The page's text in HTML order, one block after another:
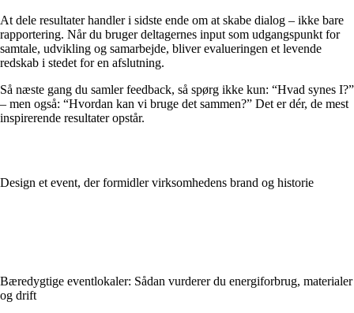
At dele resultater handler i sidste ende om at skabe dialog – ikke bare
rapportering. Når du bruger deltagernes input som udgangspunkt for
samtale, udvikling og samarbejde, bliver evalueringen et levende
redskab i stedet for en afslutning.
Så næste gang du samler feedback, så spørg ikke kun: “Hvad synes I?”
– men også: “Hvordan kan vi bruge det sammen?” Det er dér, de mest
inspirerende resultater opstår.
Design et event, der formidler virksomhedens brand og historie
Bæredygtige eventlokaler: Sådan vurderer du energiforbrug, materialer
og drift